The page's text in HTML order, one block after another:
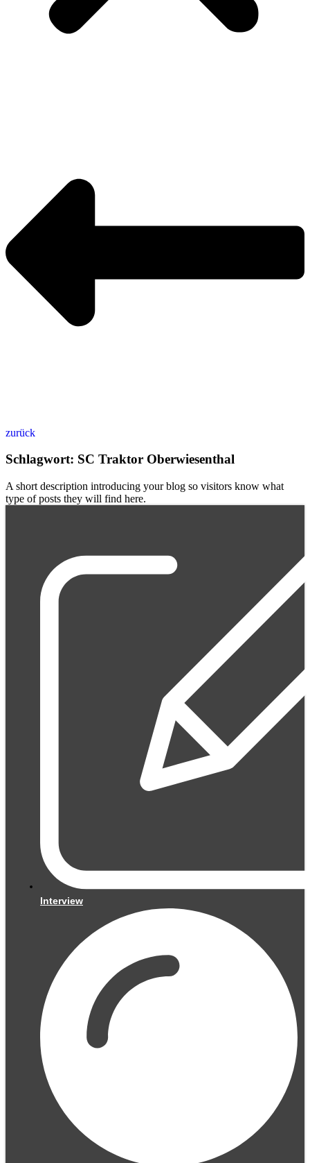
zurück
Schlagwort: SC Traktor Oberwiesenthal
A short description introducing your blog so visitors know what
type of posts they will find here.
Interview